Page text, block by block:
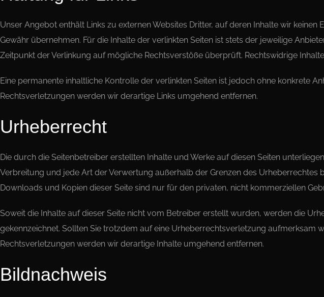
Unser Angebot enthält Links zu externen Websites Dritter, auf deren Inhalte wir
Gewähr übernehmen. Für die Inhalte der verlinkten Seiten ist stets der jeweilige
Zeitpunkt der Verlinkung auf mögliche Rechtsverstöße überprüft. Rechtswidrige
Eine permanente inhaltliche Kontrolle der verlinkten Seiten ist jedoch ohne konkrete
Rechtsverletzungen werden wir derartige Links umgehend entfernen.
Urheberrecht
Die durch die Seitenbetreiber erstellten Inhalte und Werke auf diesen Seiten
Verbreitung und jede Art der Verwertung außerhalb der Grenzen des
Downloads und Kopien dieser Seite sind nur für den privaten, nicht kommerziellen
Soweit die Inhalte auf dieser Seite nicht vom Betreiber erstellt wurden, werden die
gekennzeichnet. Sollten Sie trotzdem auf eine Urheberrechtsverletzung aufmerksam
Rechtsverletzungen werden wir derartige Inhalte umgehend entfernen.
Bildnachweis